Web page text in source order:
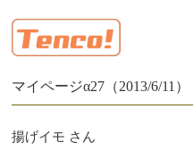
マイページα27（2013/6/11）
揚げイモ さん